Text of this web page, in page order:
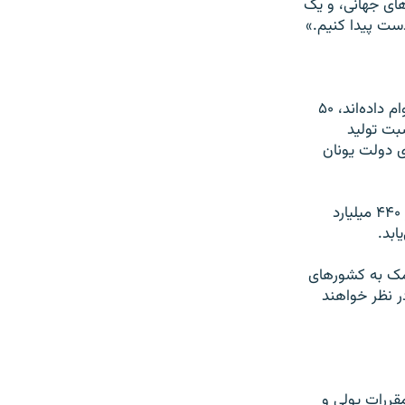
جهانی، و یک
پیدا کنیم.»
بر اساس یکی از سه توافق کلی به دست آمده، بانک‌های خصوصی که به دولت یونان وام داده‌اند، ۵۰
تولید
دولت یونان
بر اساس توافق دوم، میزان کمک پیش‌بینی شده به کشور‌های بحران‌زده عضو یورو، از ۴۴۰ میلیارد
به کشور‌های
سرمایه اضافی در نظر خواهند
و مقررات پولی و